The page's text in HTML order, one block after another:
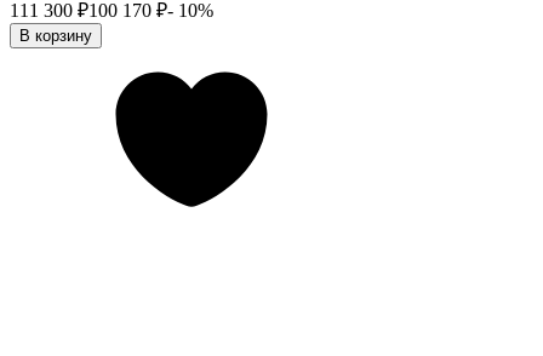
111 300 ₽100 170 ₽- 10%
В корзину